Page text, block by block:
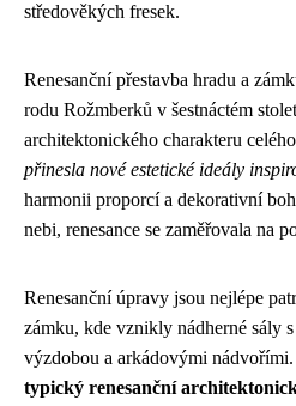
středověkých fresek.
Renesanční přestavba hradu a
rodu Rožmberků v šestnáctém
architektonického charakteru
přinesla nové estetické ideály
harmonii proporcí a dekorativní
nebi, renesance se zaměřovala na
Renesanční úpravy jsou nejlépe
zámku, kde vznikly nádherné sály
výzdobou a arkádovými nádvořími.
typický renesanční